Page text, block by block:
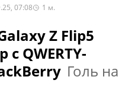
07:08 1 м.
Z Flip5
QWERTY-
Голь на